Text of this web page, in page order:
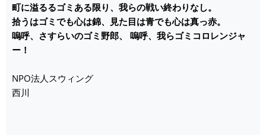
町に溢るるゴミある限り、我らの戦い終わりなし。
拾うはゴミでも心は錦、見た目は青でも心は真っ赤。
嗚呼、さすらいのゴミ野郎、 嗚呼、我らゴミコロレンジャ
ー！
NPO法人スウィング
西川